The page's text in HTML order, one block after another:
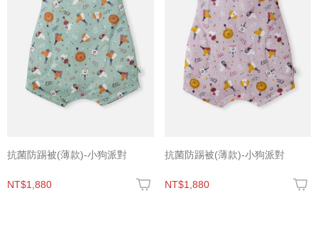
抗菌防踢被(薄款)-小狗派對
NT$1,880
抗菌防踢被(薄款)-小狗派對
NT$1,880